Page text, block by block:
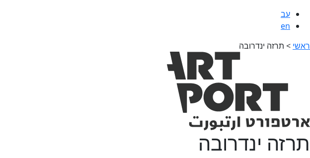
עב
en
ראשי > תרזה ינדרובה
תרזה ינדרובה